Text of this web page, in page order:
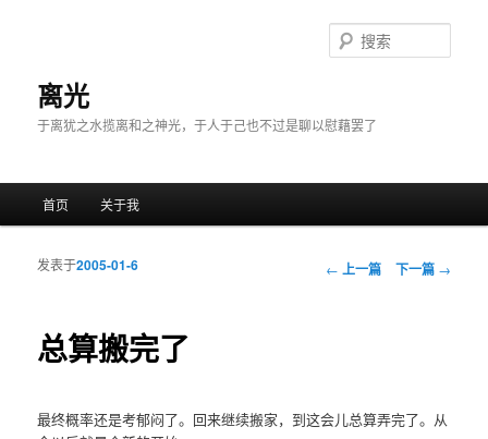
离光
于离犹之水揽离和之神光，于人于己也不过是聊以慰藉罢了
索
跳至主内容区域
跳至副内容区域
首页 关于我
文章导航
← 上一篇 下一篇 →
总算搬完了
发表于2005-01-6
最终概率还是考郁闷了。回来继续搬家，到这会儿总算弄完了。从